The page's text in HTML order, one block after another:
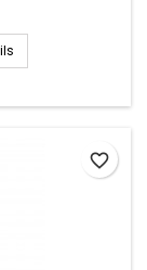
favorite_border